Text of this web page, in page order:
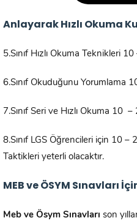
Anlayarak Hızlı Okuma
5.Sınıf Hızlı Okuma Teknikleri
6.Sınıf Okuduğunu Yorumlama
7.Sınıf Seri ve Hızlı Okuma 10
8.Sınıf LGS Öğrencileri için 10 –
Taktikleri yeterli olacaktır.
MEB ve ÖSYM Sınavları
Meb ve Ösym Sınavları son